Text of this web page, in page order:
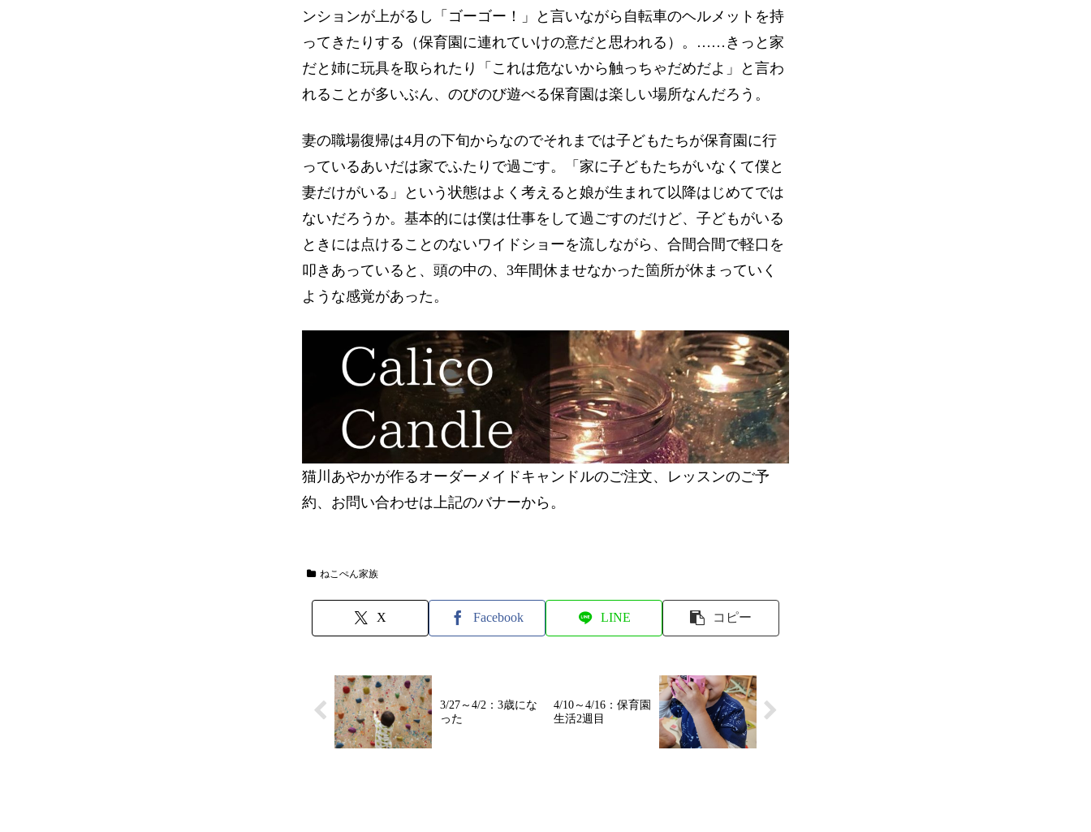
ンションが上がるし「ゴーゴー！」と言いながら自転車のヘルメットを持
ってきたりする（保育園に連れていけの意だと思われる）。……きっと家
だと姉に玩具を取られたり「これは危ないから触っちゃだめだよ」と言わ
れることが多いぶん、のびのび遊べる保育園は楽しい場所なんだろう。
妻の職場復帰は4月の下旬からなのでそれまでは子どもたちが保育園に行
っているあいだは家でふたりで過ごす。「家に子どもたちがいなくて僕と
妻だけがいる」という状態はよく考えると娘が生まれて以降はじめてでは
ないだろうか。基本的には僕は仕事をして過ごすのだけど、子どもがいる
ときには点けることのないワイドショーを流しながら、合間合間で軽口を
叩きあっていると、頭の中の、3年間休ませなかった箇所が休まっていく
ような感覚があった。
猫川あやかが作るオーダーメイドキャンドルのご注文、レッスンのご予
約、お問い合わせは上記のバナーから。
ねこぺん家族
X Facebook LINE コピー
3/27～4/2：3歳にな
った
4/10～4/16：保育園
生活2週目